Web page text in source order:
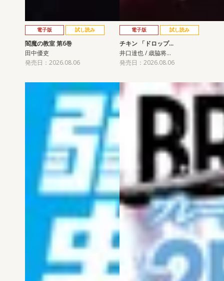
電子版 試し読み
閻魔の教室 第6巻
田中優吏
発売日：2026.08.06
電子版 試し読み
チキン 「ドロップ…
井口達也 / 歳脇将…
発売日：2026.08.06